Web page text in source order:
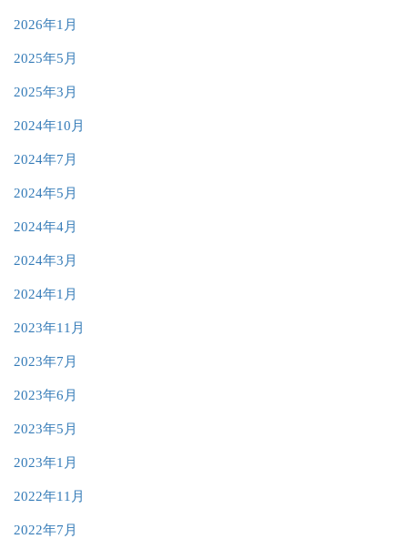
2026年1月
2025年5月
2025年3月
2024年10月
2024年7月
2024年5月
2024年4月
2024年3月
2024年1月
2023年11月
2023年7月
2023年6月
2023年5月
2023年1月
2022年11月
2022年7月